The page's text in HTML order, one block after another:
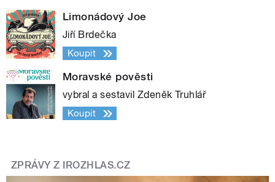
Limonádový Joe
Jiří Brdečka
Koupit
Moravské pověsti
vybral a sestavil Zdeněk Truhlář
Koupit
ZPRÁVY Z IROZHLAS.CZ